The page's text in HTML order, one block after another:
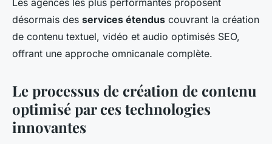
Les agences les plus performantes proposent
désormais des services étendus couvrant la création
de contenu textuel, vidéo et audio optimisés SEO,
offrant une approche omnicanale complète.
Le processus de création de contenu
optimisé par ces technologies
innovantes